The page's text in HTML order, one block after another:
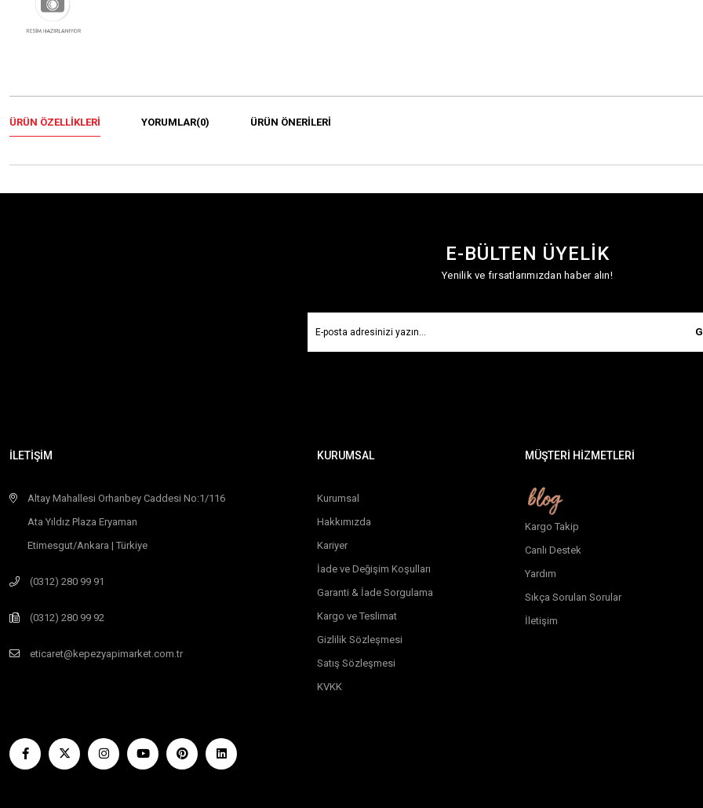
ÜRÜN ÖZELLIKLERI YORUMLAR(0) ÜRÜN ÖNERILERI
E-BÜLTEN ÜYELİK
Yenilik ve fırsatlarımızdan haber alın!
İLETİŞİM
Altay Mahallesi Orhanbey Caddesi No:1/116
Ata Yıldız Plaza Eryaman
Etimesgut/Ankara | Türkiye
(0312) 280 99 91
(0312) 280 99 92
eticaret@kepezyapimarket.com.tr
KURUMSAL
Kurumsal
Hakkımızda
Kariyer
İade ve Değişim Koşulları
Garanti & İade Sorgulama
Kargo ve Teslimat
Gizlilik Sözleşmesi
Satış Sözleşmesi
KVKK
MÜŞTERİ HİZMETLERİ
Kargo Takip
Canlı Destek
Yardım
Sıkça Sorulan Sorular
İletişim